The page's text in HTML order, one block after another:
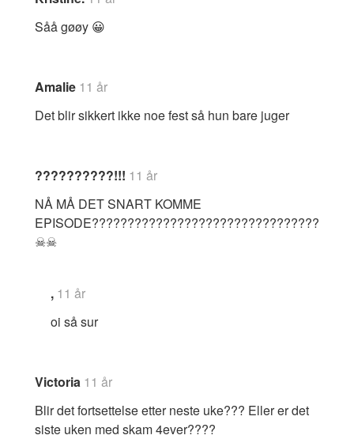
Såå gøøy 😀
Amalie 11 år
Det blir sikkert ikke noe fest så hun bare juger
??????????!!! 11 år
NÅ MÅ DET SNART KOMME
EPISODE????????????????????????????????
☠☠
, 11 år
oi så sur
Victoria 11 år
Blir det fortsettelse etter neste uke??? Eller er det
siste uken med skam 4ever????